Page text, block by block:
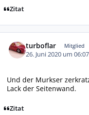
Zitat
turboflar Mitglied
26. Juni 2020 um 06:07
Und der Murkser
Lack der Seitenwand.
Zitat